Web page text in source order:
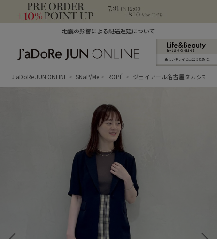
地震の影響による配送遅延について
ン オンライン）
新しいキレイと出合うために。
J'aDoRe JUN ONLINE SNaP/Me ROPÉ ジェイアール名古屋タカシマヤ